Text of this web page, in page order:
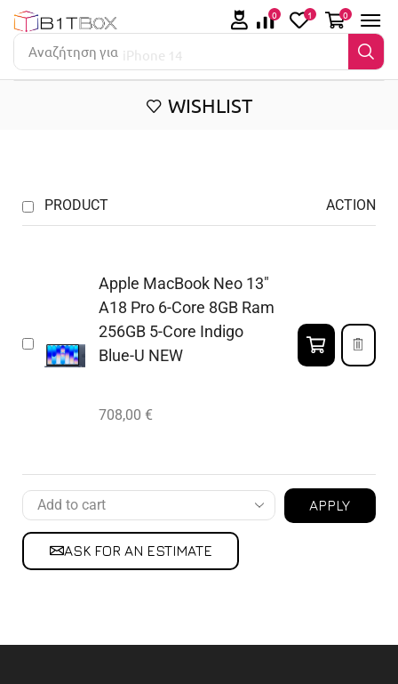
Αναζήτηση για iPhone 14
0 1 0
WISHLIST
PRODUCT ACTION
Apple MacBook Neo 13"
A18 Pro 6-Core 8GB Ram
256GB 5-Core Indigo
Blue-U NEW
708,00 €
APPLY
ASK FOR AN ESTIMATE